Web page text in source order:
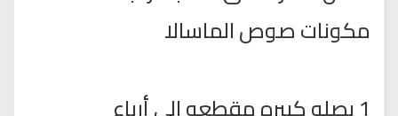
مكونات صوص الماسالا
1 بصله كبيره مقطعه الى أرباع